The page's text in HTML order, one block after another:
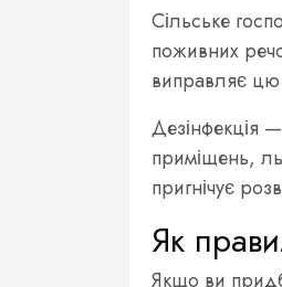
Сільське
поживних
виправляє цю
Дезінфекція
приміщень,
пригнічує
Як
Якщо ви